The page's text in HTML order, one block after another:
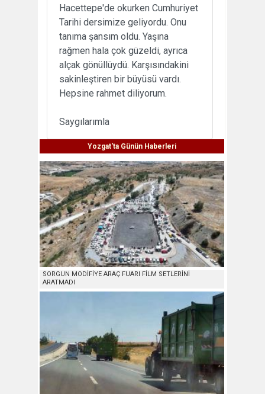
Hacettepe'de okurken Cumhuriyet
Tarihi dersimize geliyordu. Onu
tanıma şansım oldu. Yaşına
rağmen hala çok güzeldi, ayrıca
alçak gönüllüydü. Karşısındakini
sakinleştiren bir büyüsü vardı.
Hepsine rahmet diliyorum.
Saygılarımla
Yozgat'ta Günün Haberleri
SORGUN MODİFİYE ARAÇ FUARI FİLM SETLERİNİ
ARATMADI